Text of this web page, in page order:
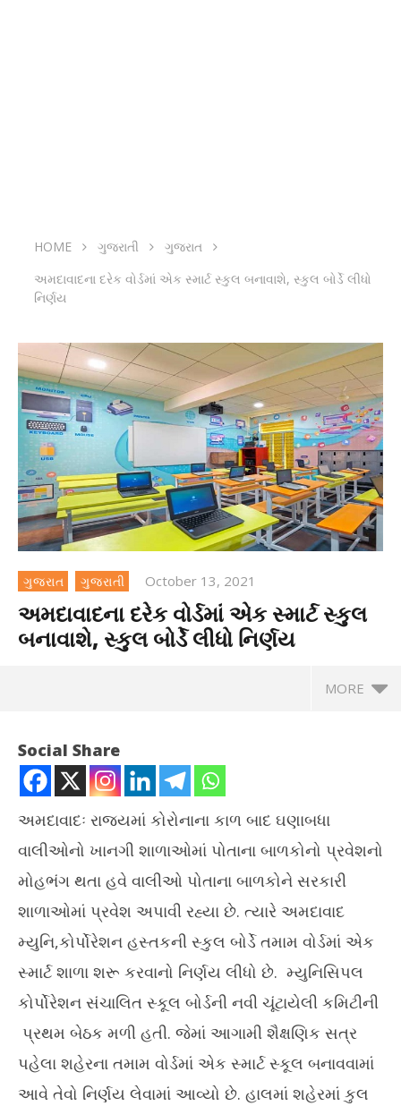
HOME ગુજરાતી
ગુજરાત
અમદાવાદના દરેક વોર્ડમાં એક સ્માર્ટ સ્કુલ બનાવાશે, સ્કુલ બોર્ડે લીધો
નિર્ણય
ગુજરાત ગુજરાતી October 13, 2021
અમદાવાદના દરેક વોર્ડમાં એક સ્માર્ટ સ્કુલ
બનાવાશે, સ્કુલ બોર્ડે લીધો નિર્ણય
MORE
NOW VIEWING
અમદાવાદના દરેક વોર્ડમાં એક સ્માર્ટ સ્કુલ બનાવાશે, સ્કુલ બોર્ડે લીધો
નિર્ણય
October
13,
2021
Social Share
અમદાવાદઃ રાજ્યમાં કોરોનાના કાળ બાદ ઘણાબધા
વાલીઓનો ખાનગી શાળાઓમાં પોતાના બાળકોનો પ્રવેશનો
મોહભંગ થતા હવે વાલીઓ પોતાના બાળકોને સરકારી
શાળાઓમાં પ્રવેશ અપાવી રહ્યા છે. ત્યારે અમદાવાદ
મ્યુનિ,કોર્પોરેશન હસ્તકની સ્કુલ બોર્ડે તમામ વોર્ડમાં એક
સ્માર્ટ શાળા શરૂ કરવાનો નિર્ણય લીધો છે. મ્યુનિસિપલ
કોર્પોરેશન સંચાલિત સ્કૂલ બોર્ડની નવી ચૂંટાયેલી કમિટીની
પ્રથમ બેઠક મળી હતી. જેમાં આગામી શૈક્ષણિક સત્ર
પહેલા શહેરના તમામ વોર્ડમાં એક સ્માર્ટ સ્કૂલ બનાવવામાં
આવે તેવો નિર્ણય લેવામાં આવ્યો છે. હાલમાં શહેરમાં કુલ